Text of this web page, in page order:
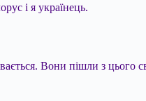
і я українець.
Вони пішли з цього